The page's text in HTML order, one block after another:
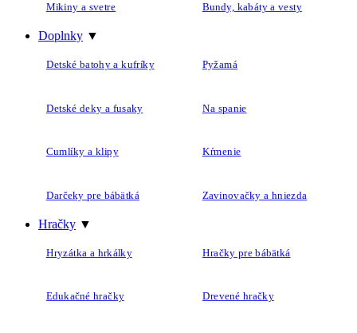
Mikiny a svetre Bundy, kabáty a vesty
Doplnky ▼
Detské batohy a kufríky Pyžamá
Detské deky a fusaky Na spanie
Cumlíky a klipy Kŕmenie
Darčeky pre bábätká Zavinovačky a hniezda
Hračky ▼
Hryzátka a hrkálky Hračky pre bábätká
Edukačné hračky Drevené hračky